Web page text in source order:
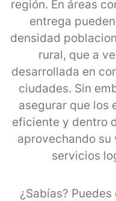
región. En áreas
entrega
densidad
rural, que a
desarrollada en
ciudades. Sin
asegurar que los
eficiente y dentro
aprovechando
servicios
¿Sabías?